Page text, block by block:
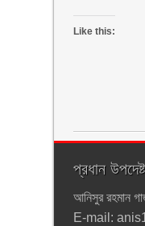
Like this:
প্রধান
আনিসুর রহমান
E-mail: